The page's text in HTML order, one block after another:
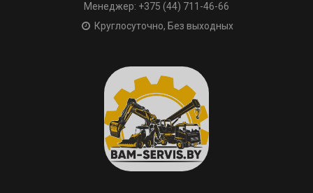
Менеджер: +375 (44) 711-46-66
Круглосуточно, Без выходных